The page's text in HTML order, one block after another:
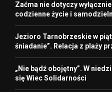
Zaćma nie dotyczy
codzienne życie i
Jezioro Tarnobrzeskie w
śniadanie”. Relacja z plaży
„Nie bądź obojętny”. W
się Wiec Solidarności